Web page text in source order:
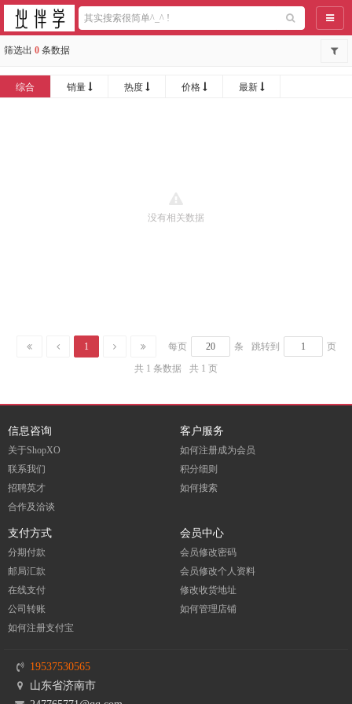
导航
筛选出 0 条数据
综合 销量 热度 价格 最新
没有相关数据
1 每页 条 跳转到
页
共 1 条数据
共 1 页
信息咨询
关于ShopXO
联系我们
招聘英才
合作及洽谈
客户服务
如何注册成为会员
积分细则
如何搜索
支付方式
分期付款
邮局汇款
在线支付
公司转账
如何注册支付宝
会员中心
会员修改密码
会员修改个人资料
修改收货地址
如何管理店铺
19537530565
山东省济南市